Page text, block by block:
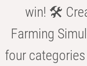
win! 🛠️
Farming
four